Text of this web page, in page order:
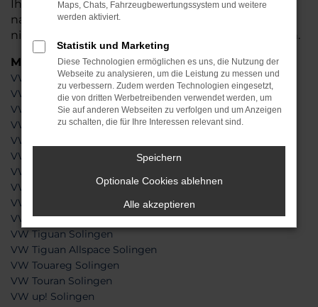
Ihren VW nach dem Onlinekauf direkt zu Ihnen
nach Solingen liefern. Sie brauchen somit noch
nicht einmal Ihre eigenen vier Wände zu verlassen.
Modelle
VW Caddy Solingen
VW Golf Solingen
VW Golf Plus Solingen
VW Golf Sportsvan Solingen
VW Passat Solingen
VW Polo Solingen
VW Sharan Solingen
VW T-Roc Solingen
VW T6 California Solingen
VW T6 Multivan Solingen
VW Tiguan Solingen
VW Tiguan Allspace Solingen
VW Touareg Solingen
VW Touran Solingen
VW up! Solingen
Maps, Chats, Fahrzeugbewertungssystem und weitere
werden aktiviert.
Statistik und Marketing
Diese Technologien ermöglichen es uns, die Nutzung der
Webseite zu analysieren, um die Leistung zu messen und
zu verbessern. Zudem werden Technologien eingesetzt,
die von dritten Werbetreibenden verwendet werden, um
Sie auf anderen Webseiten zu verfolgen und um Anzeigen
zu schalten, die für Ihre Interessen relevant sind.
Speichern
Optionale Cookies ablehnen
Alle akzeptieren